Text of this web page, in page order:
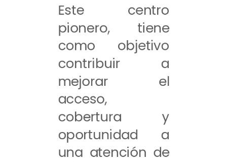
Este centro
pionero, tiene
como objetivo
contribuir a
mejorar el
acceso,
cobertura y
oportunidad a
una atención de